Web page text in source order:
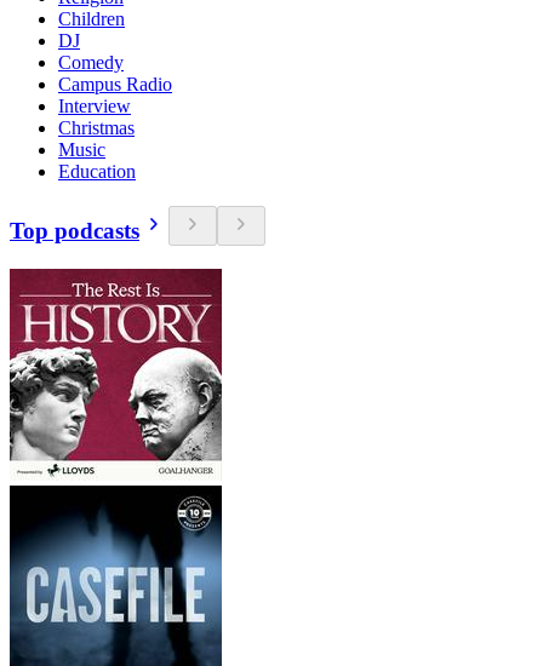
Children
DJ
Comedy
Campus Radio
Interview
Christmas
Music
Education
Top podcasts